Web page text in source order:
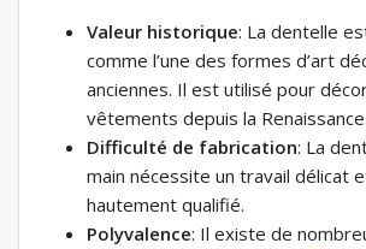
Valeur historique: La dentelle
comme l’une des formes d’art
anciennes. Il est utilisé pour
vêtements depuis la Renaissance.
Difficulté de fabrication: La
main nécessite un travail délicat
hautement qualifié.
Polyvalence: Il existe de